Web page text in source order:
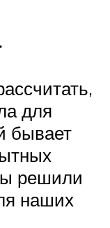
для
бывает
решили
наших